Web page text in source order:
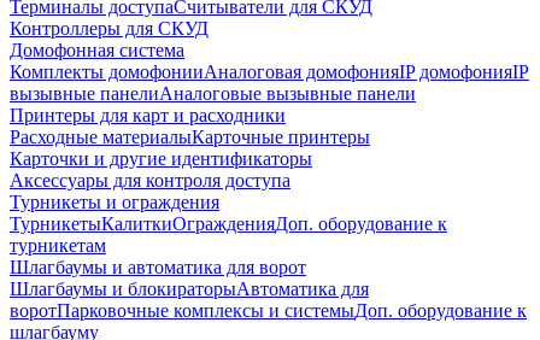
Терминалы доступаСчитыватели для СКУД
Контроллеры для СКУД
Домофонная система
Комплекты домофонииАналоговая домофонияIP домофонияIP
вызывные панелиАналоговые вызывные панели
Принтеры для карт и расходники
Расходные материалыКарточные принтеры
Карточки и другие идентификаторы
Аксессуары для контроля доступа
Турникеты и ограждения
ТурникетыКалиткиОгражденияДоп. оборудование к
турникетам
Шлагбаумы и автоматика для ворот
Шлагбаумы и блокираторыАвтоматика для
воротПарковочные комплексы и системыДоп. оборудование к
шлагбауму